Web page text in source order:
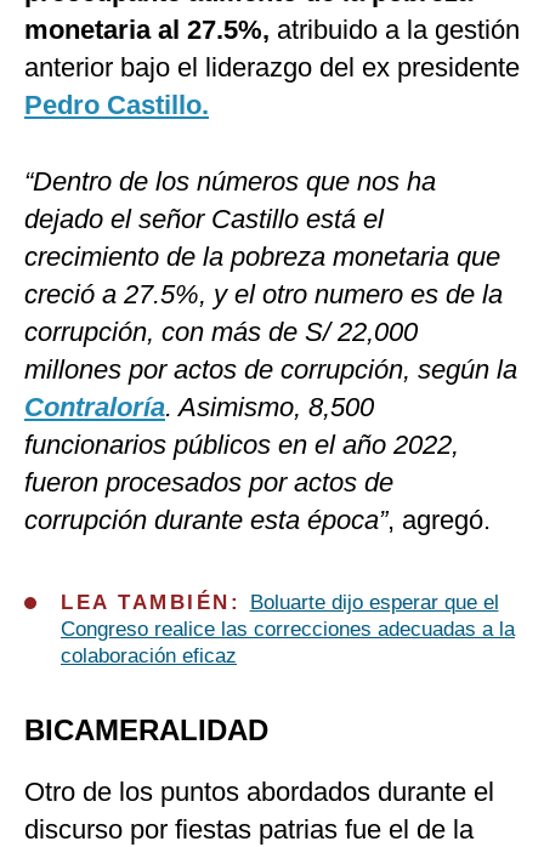
monetaria al 27.5%, atribuido a la gestión
anterior bajo el liderazgo del ex presidente
Pedro Castillo.
“Dentro de los números que nos ha
dejado el señor Castillo está el
crecimiento de la pobreza monetaria que
creció a 27.5%, y el otro numero es de la
corrupción, con más de S/ 22,000
millones por actos de corrupción, según la
Contraloría. Asimismo, 8,500
funcionarios públicos en el año 2022,
fueron procesados por actos de
corrupción durante esta época”, agregó.
LEA TAMBIÉN:
Boluarte dijo esperar que el
Congreso realice las correcciones adecuadas a la
colaboración eficaz
BICAMERALIDAD
Otro de los puntos abordados durante el
discurso por fiestas patrias fue el de la